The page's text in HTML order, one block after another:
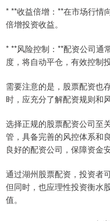
* **收益倍增：**在市场行情
倍增投资收益。
* **风险控制：**配资公司通
度，将自动平仓，有效控制
需要注意的是，股票配资也
时，应充分了解配资规则和
选择正规的股票配资公司至
管，具备完善的风控体系和
良好的配资公司，保障资金
通过湖州股票配资，投资者
但同时，也应理性投资衡水
值。